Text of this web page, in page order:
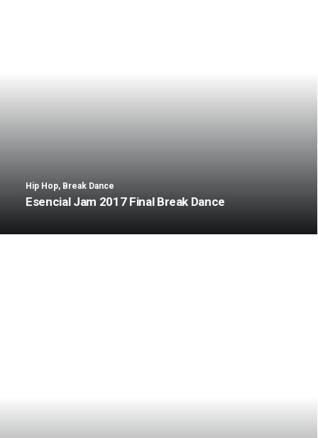
Hip Hop, Break Dance
Esencial Jam 2017 Final Break Dance